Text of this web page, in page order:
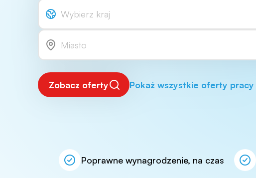
Wybierz kraj
Zobacz oferty Pokaż wszystkie oferty pracy
Poprawne wynagrodzenie, na czas